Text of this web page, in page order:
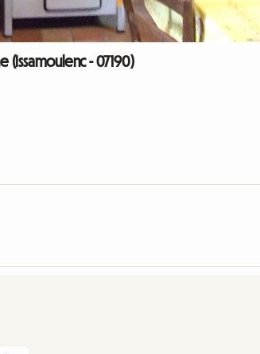
(Issamoulenc - 07190)